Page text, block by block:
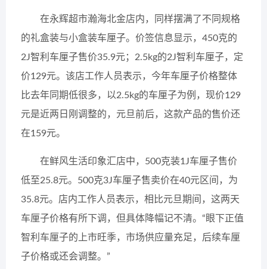
在永辉超市瀚海北金店内，同样摆满了不同规格
的礼盒装与小盒装车厘子。价签信息显示，450克的
2J智利车厘子售价35.9元；2.5kg的2J智利车厘子，定
价129元。该店工作人员表示，今年车厘子价格整体
比去年同期低很多，以2.5kg的车厘子为例，现价129
元是近两日刚调整的，元旦前后，这款产品的售价还
在159元。
在鲜风生活印象汇店中，500克装1J车厘子售价
低至25.8元。500克3J车厘子售卖价在40元区间，为
35.8元。店内工作人员表示，相比元旦期间，这两天
车厘子价格有所下调，但具体降幅记不清。“眼下正值
智利车厘子的上市旺季，市场供应量充足，后续车厘
子价格或还会调整。”